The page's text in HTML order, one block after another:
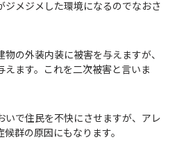
ジメジメした環境になるのでなおさ
の外装内装に被害を与えますが、
えます。これを二次被害と言いま
いで住民を不快にさせますが、アレ
群の原因にもなります。